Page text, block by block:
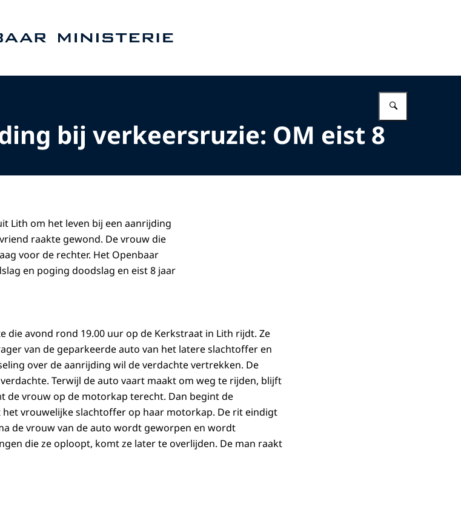
bij verkeersruzie: OM eist 8
Lith om het leven bij een aanrijding
raakte gewond. De vrouw die
voor de rechter. Het Openbaar
en poging doodslag en eist 8 jaar
die avond rond 19.00 uur op de Kerkstraat in Lith rijdt. Ze
van de geparkeerde auto van het latere slachtoffer en
over de aanrijding wil de verdachte vertrekken. De
Terwijl de auto vaart maakt om weg te rijden, blijft
de vrouw op de motorkap terecht. Dan begint de
vrouwelijke slachtoffer op haar motorkap. De rit eindigt
de vrouw van de auto wordt geworpen en wordt
die ze oploopt, komt ze later te overlijden. De man raakt